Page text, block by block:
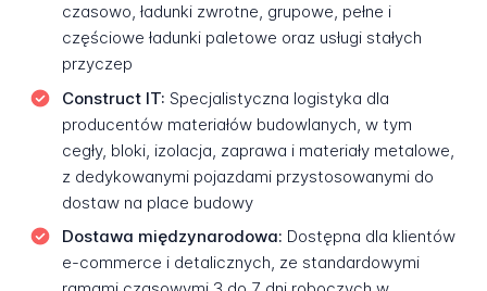
czasowo, ładunki zwrotne, grupowe, pełne i
częściowe ładunki paletowe oraz usługi stałych
przyczep
Construct IT: Specjalistyczna logistyka dla
producentów materiałów budowlanych, w tym
cegły, bloki, izolacja, zaprawa i materiały metalowe,
z dedykowanymi pojazdami przystosowanymi do
dostaw na place budowy
Dostawa międzynarodowa: Dostępna dla klientów
e-commerce i detalicznych, ze standardowymi